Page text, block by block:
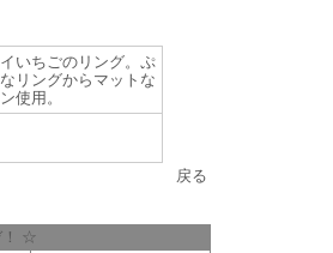
いちごのリング。ぷ
リングからマットな
使用。
戻る
！ ☆